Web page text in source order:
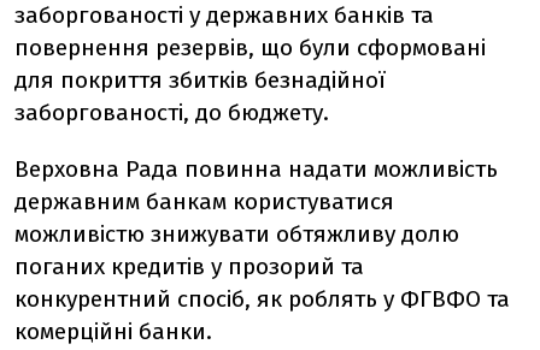
заборгованості у державних банків та
повернення резервів, що були сформовані
для покриття збитків безнадійної
заборгованості, до бюджету.
Верховна Рада повинна надати можливість
державним банкам користуватися
можливістю знижувати обтяжливу долю
поганих кредитів у прозорий та
конкурентний спосіб, як роблять у ФГВФО та
комерційні банки.